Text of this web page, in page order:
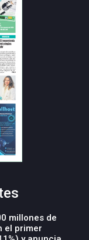
millones de
el primer